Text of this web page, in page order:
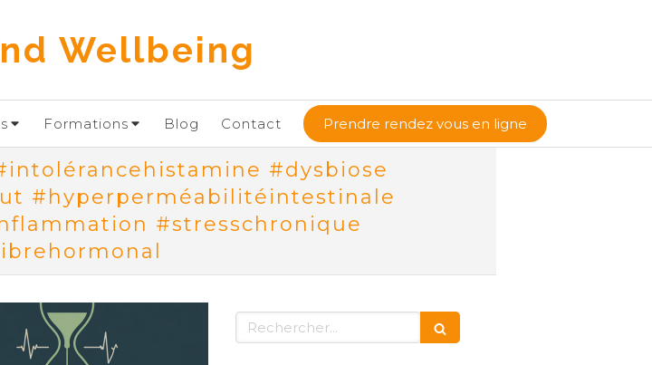
Wellbeing
Formations Blog Contact Prendre rendez vous en ligne
#dysbiose
#hyperperméabilitéintestinale
#stresschronique
Rechercher